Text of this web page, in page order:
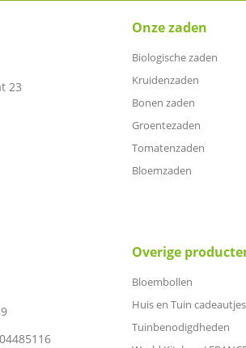
23
Onze zaden
Biologische zaden
Kruidenzaden
Bonen zaden
Groentezaden
Tomatenzaden
Bloemzaden
Overige
Bloembollen
Huis en Tuin cadeautjes
Tuinbenodigdheden